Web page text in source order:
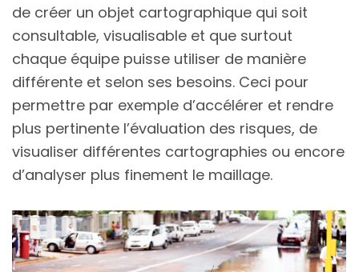
de créer un objet cartographique qui soit
consultable, visualisable et que surtout
chaque équipe puisse utiliser de manière
différente et selon ses besoins. Ceci pour
permettre par exemple d’accélérer et rendre
plus pertinente l’évaluation des risques, de
visualiser différentes cartographies ou encore
d’analyser plus finement le maillage.